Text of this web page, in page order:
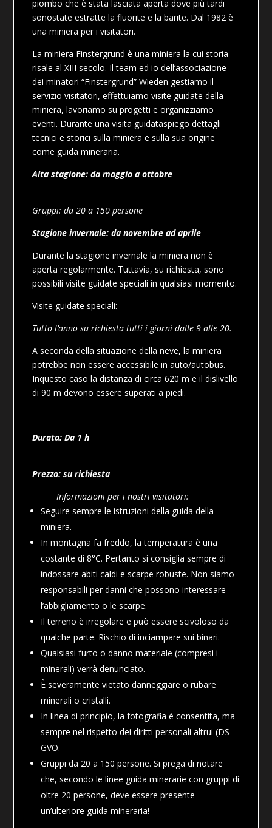
piombo che è stata lasciata aperta dove più tardi
sonostate estratte la fluorite e la barite. Dal 1982 è
una miniera per i visitatori.
La miniera Finstergrund è una miniera la cui storia
risale al XIII secolo. Il team ed iodell’associazione
dei minatori “Finstergrund” Wieden gestiamo il
servizio visitatori, effettuiamovisite guidate della
miniera, lavoriamo su progetti e organizziamo
eventi. Durante una visita guidataspiego dettagli
tecnici e storici sulla miniera e sulla sua origine
come guida mineraria.
Alta stagione: da maggio a ottobre
Gruppi: da 20 a 150 persone
Stagione invernale: da novembre ad aprile
Durante la stagione invernale la miniera non è
aperta regolarmente. Tuttavia, su richiesta, sono
possibili visite guidate speciali in qualsiasi momento.
Visite guidate speciali:
Tutto l’anno su richiesta tutti i giorni dalle 9 alle 20.
A seconda della situazione della neve, la miniera
potrebbe non essere accessibile in auto/autobus.
Inquesto caso la distanza di circa 620 m e il dislivello
di 90 m devono essere superati a piedi.
Durata: Da 1 h
Prezzo: su richiesta
Informazioni per i nostri visitatori:
Seguire sempre le istruzioni della guida della
miniera.
In montagna fa freddo, la temperatura è una
costante di 8°C. Pertanto si consiglia sempre di
indossare abiti caldi e scarpe robuste. Non siamo
responsabili per danni che possono interessare
l’abbigliamento o le scarpe.
Il terreno è irregolare e può essere scivoloso da
qualche parte. Rischio di inciampare sui binari.
Qualsiasi furto o danno materiale (compresi i
minerali) verrà denunciato.
È severamente vietato danneggiare o rubare
minerali o cristalli.
In linea di principio, la fotografia è consentita, ma
sempre nel rispetto dei diritti personali altrui(DS-
GVO.
Gruppi da 20 a 150 persone. Si prega di notare
che, secondo le linee guida minerarie con gruppi di
oltre 20 persone, deve essere presente
un’ulteriore guida mineraria!